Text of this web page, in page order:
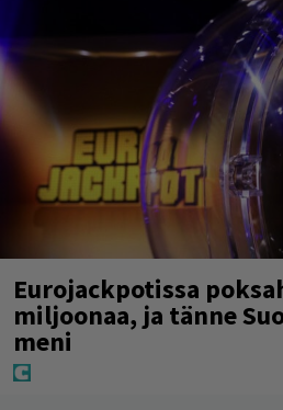
Eurojackpotissa
miljoonaa, ja tänne
meni